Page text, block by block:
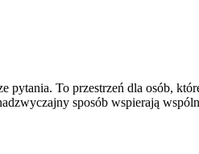
To przestrzeń dla osób,
sposób wspierają